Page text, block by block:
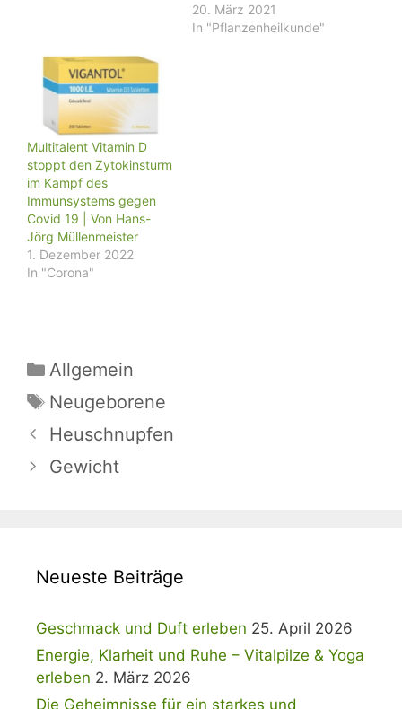
20. März 2021
In "Pflanzenheilkunde"
Multitalent Vitamin D
stoppt den Zytokinsturm
im Kampf des
Immunsystems gegen
Covid 19 | Von Hans-
Jörg Müllenmeister
1. Dezember 2022
In "Corona"
Kategorien
Allgemein
Schlagwörter
Neugeborene
Heuschnupfen
Gewicht
Neueste Beiträge
Geschmack und Duft erleben 25. April 2026
Energie, Klarheit und Ruhe – Vitalpilze & Yoga
erleben 2. März 2026
Die Geheimnisse für ein starkes und